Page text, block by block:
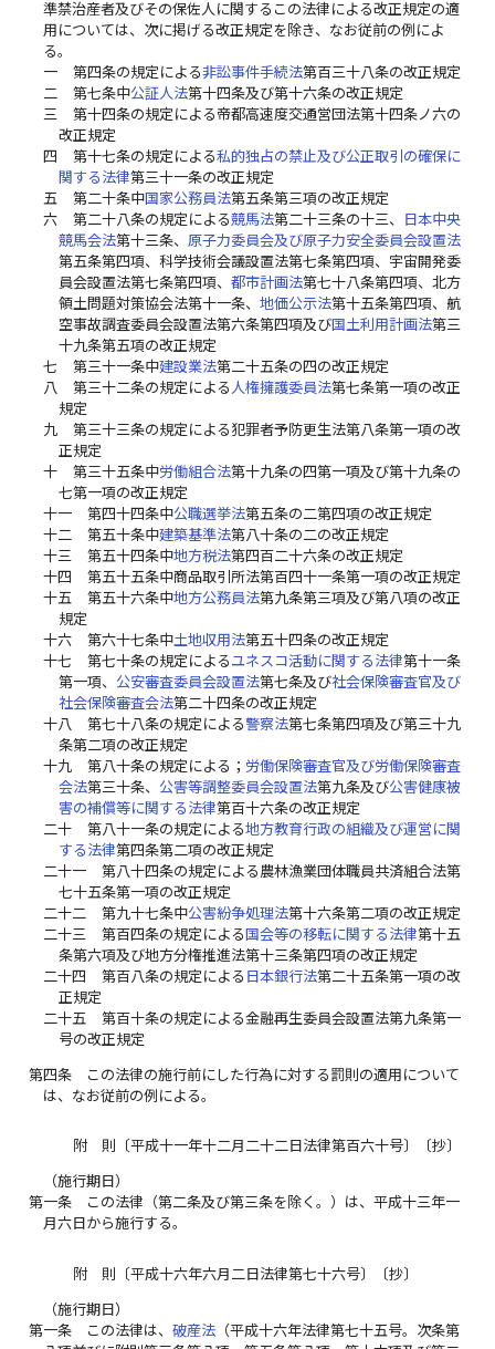
準禁治産者及びその保佐人に関するこの法律による改正規定の適
用については、次に掲げる改正規定を除き、なお従前の例によ
る。
一
第四条の規定による非訟事件手続法第百三十八条の改正規定
二
第七条中公証人法第十四条及び第十六条の改正規定
三
第十四条の規定による帝都高速度交通営団法第十四条ノ六の
改正規定
四
第十七条の規定による私的独占の禁止及び公正取引の確保に
関する法律第三十一条の改正規定
五
第二十条中国家公務員法第五条第三項の改正規定
六
第二十八条の規定による競馬法第二十三条の十三、
日本中央
競馬会法第十三条、 原子力委員会及び原子力安全委員会設置法
第五条第四項、科学技術会議設置法第七条第四項、宇宙開発委
員会設置法第七条第四項、 都市計画法第七十八条第四項、北方
領土問題対策協会法第十一条、 地価公示法第十五条第四項、航
空事故調査委員会設置法第六条第四項及び国土利用計画法第三
十九条第五項の改正規定
七
第三十一条中建設業法第二十五条の四の改正規定
八
第三十二条の規定による 人権擁護委員法第七条第一項の改正
規定
九
第三十三条の規定による犯罪者予防更生法第八条第一項の改
正規定
十
第三十五条中労働組合法第十九条の四第一項及び第十九条の
七第一項の改正規定
十一
第四十四条中公職選挙法第五条の二第四項の改正規定
十二
第五十条中建築基準法第八十条の二の改正規定
十三
第五十四条中地方税法第四百二十六条の改正規定
十四
第五十五条中商品取引所法第百四十一条第一項の改正規定
十五
第五十六条中地方公務員法第九条第三項及び第八項の改正
規定
十六
第六十七条中土地収用法第五十四条の改正規定
十七
第七十条の規定によるユネスコ活動に関する法律第十一条
第一項、 公安審査委員会設置法第七条及び社会保険審査官及び
社会保険審査会法第二十四条の改正規定
十八
第七十八条の規定による警察法第七条第四項及び第三十九
条第二項の改正規定
十九
第八十条の規定による； 労働保険審査官及び労働保険審査
会法第三十条、 公害等調整委員会設置法第九条及び公害健康被
害の補償等に関する法律第百十六条の改正規定
二十
第八十一条の規定による地方教育行政の組織及び運営に関
する法律第四条第二項の改正規定
二十一
第八十四条の規定による農林漁業団体職員共済組合法第
七十五条第一項の改正規定
二十二
第九十七条中公害紛争処理法第十六条第二項の改正規定
二十三
第百四条の規定による国会等の移転に関する法律第十五
条第六項及び地方分権推進法第十三条第四項の改正規定
二十四
第百八条の規定による 日本銀行法第二十五条第一項の改
正規定
二十五
第百十条の規定による金融再生委員会設置法第九条第一
号の改正規定
第四条
この法律の施行前にした行為に対する罰則の適用について
は、なお従前の例による。
附 則〔平成十一年十二月二十二日法律第百六十号〕〔抄〕
（施行期日）
第一条
この法律（第二条及び第三条を除く。）は、平成十三年一
月六日から施行する。
附 則〔平成十六年六月二日法律第七十六号〕〔抄〕
（施行期日）
第一条
この法律は、破産法 （平成十六年法律第七十五号。次条第